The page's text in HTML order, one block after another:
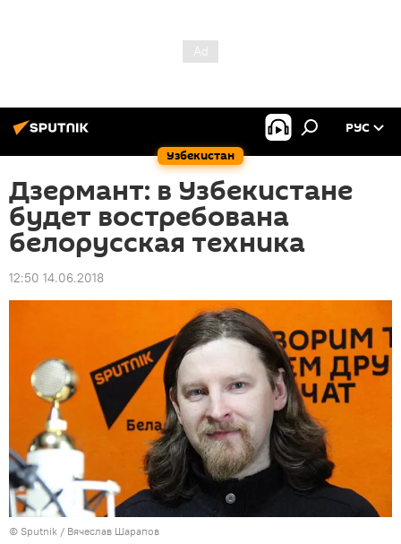
Узбекистан
РУС
Дзермант: в Узбекистане
будет востребована
белорусская техника
12:50 14.06.2018
© Sputnik / Вячеслав Шарапов